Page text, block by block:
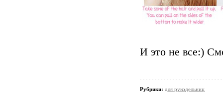
И это не все:)
Рубрики: для рукодельниц